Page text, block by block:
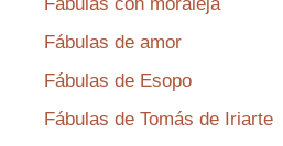
Fábulas de amor
Fábulas de Esopo
Fábulas de Tomás de Iriarte